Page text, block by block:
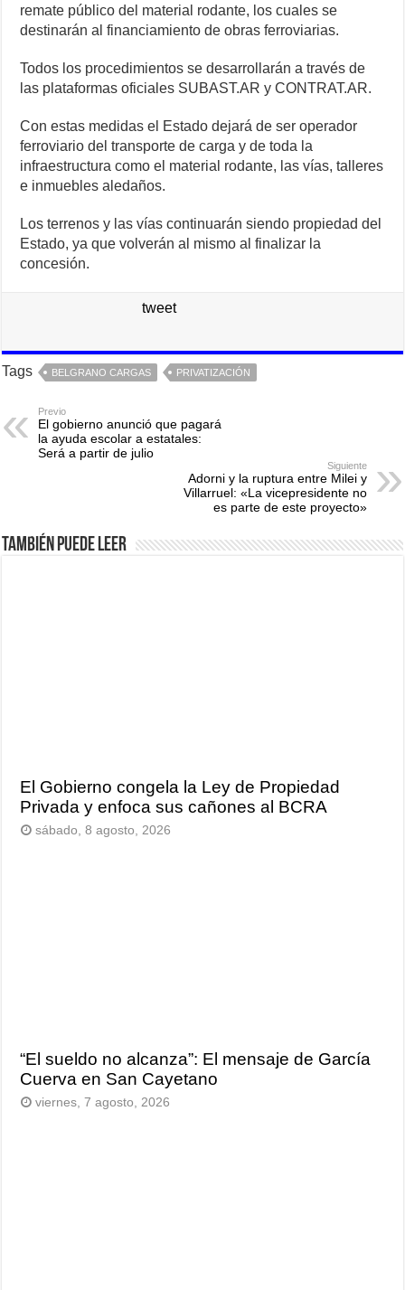
remate público del material rodante, los cuales se
destinarán al financiamiento de obras ferroviarias.
Todos los procedimientos se desarrollarán a través de
las plataformas oficiales SUBAST.AR y CONTRAT.AR.
Con estas medidas el Estado dejará de ser operador
ferroviario del transporte de carga y de toda la
infraestructura como el material rodante, las vías, talleres
e inmuebles aledaños.
Los terrenos y las vías continuarán siendo propiedad del
Estado, ya que volverán al mismo al finalizar la
concesión.
tweet
Tags BELGRANO CARGAS PRIVATIZACIÓN
Previo
El gobierno anunció que pagará
la ayuda escolar a estatales:
Será a partir de julio
Siguiente
Adorni y la ruptura entre Milei y
Villarruel: «La vicepresidente no
es parte de este proyecto»
También puede leer
El Gobierno congela la Ley de Propiedad
Privada y enfoca sus cañones al BCRA
sábado, 8 agosto, 2026
“El sueldo no alcanza”: El mensaje de García
Cuerva en San Cayetano
viernes, 7 agosto, 2026